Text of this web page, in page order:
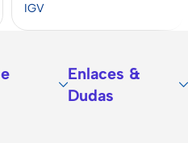
IGV
Enlaces &
Dudas